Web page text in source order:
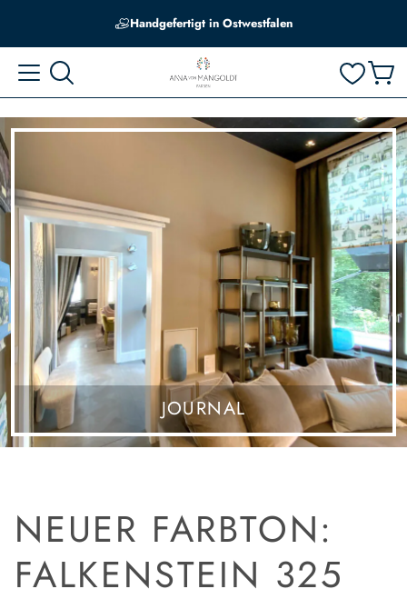
Edle Farbtöne, abgestimmt auf hiesige Lichtverhältnisse
JOURNAL
NEUER FARBTON:
FALKENSTEIN 325